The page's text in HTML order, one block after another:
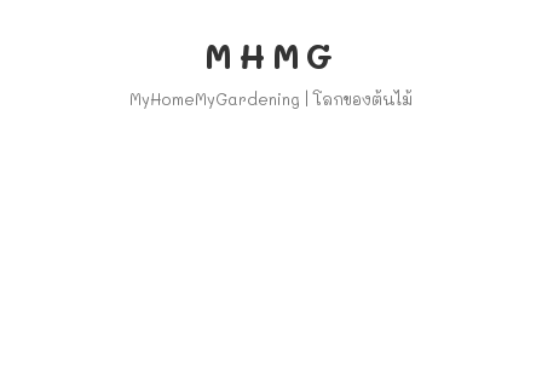
MHMG
MyHomeMyGardening | โลกของต้นไม้